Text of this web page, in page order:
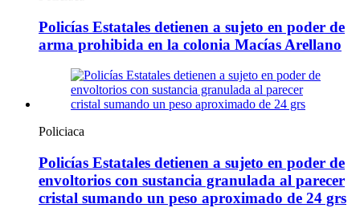
Policías Estatales detienen a sujeto en poder de
arma prohibida en la colonia Macías Arellano
Policiaca
Policías Estatales detienen a sujeto en poder de
envoltorios con sustancia granulada al parecer
cristal sumando un peso aproximado de 24 grs